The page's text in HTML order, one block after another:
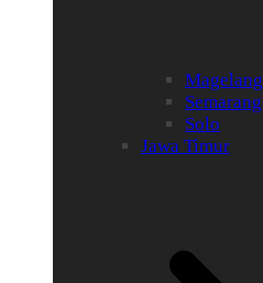
Magelang
Semarang
Solo
Jawa Timur